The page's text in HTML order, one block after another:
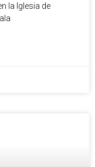
la Iglesia de